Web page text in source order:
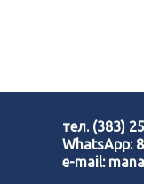
тел. (383)
WhatsApp:
e-mail: